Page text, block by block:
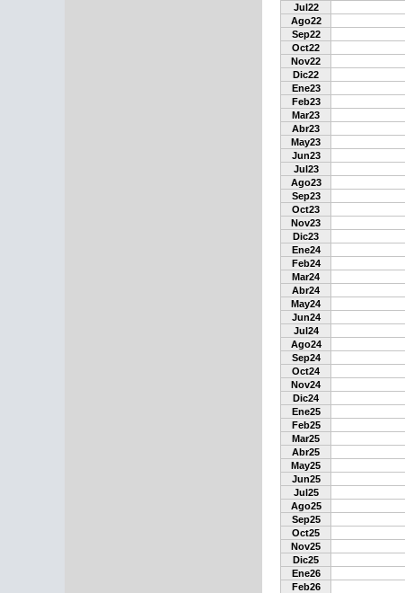
Jul22
Ago22
Sep22
Oct22
Nov22
Dic22
Ene23
Feb23
Mar23
Abr23
May23
Jun23
Jul23
Ago23
Sep23
Oct23
Nov23
Dic23
Ene24
Feb24
Mar24
Abr24
May24
Jun24
Jul24
Ago24
Sep24
Oct24
Nov24
Dic24
Ene25
Feb25
Mar25
Abr25
May25
Jun25
Jul25
Ago25
Sep25
Oct25
Nov25
Dic25
Ene26
Feb26